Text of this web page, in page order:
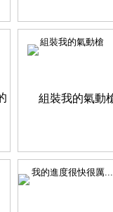
組裝我的氣動槍
我的進度很快很厲...